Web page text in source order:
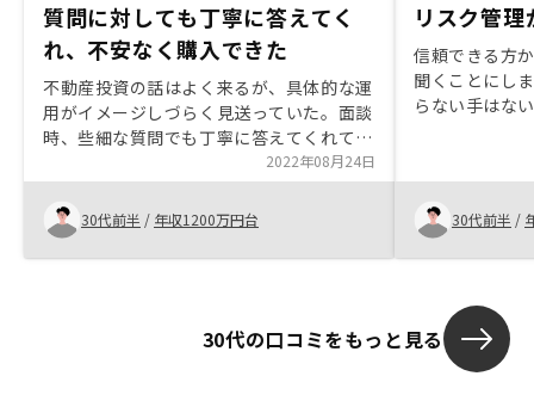
質問に対しても丁寧に答えてく
れ、不安なく購入できた
不動産投資の話はよく来るが、具体的な運
用がイメージしづらく見送っていた。面談
時、些細な質問でも丁寧に答えてくれて、
購入意欲が湧いた。知らない場所の物件を
購入するのは気が引けたが、たまたまイメ
ージできる地域のが出てきており、購入に
至った。
2022年08月24日
30代前半 / 年収1200万円台
リスク管理
信頼できる方
聞くことにし
らない手はな
理がしっかり
丁寧な説明が
30代前半 /
30代の口コミをもっと見る